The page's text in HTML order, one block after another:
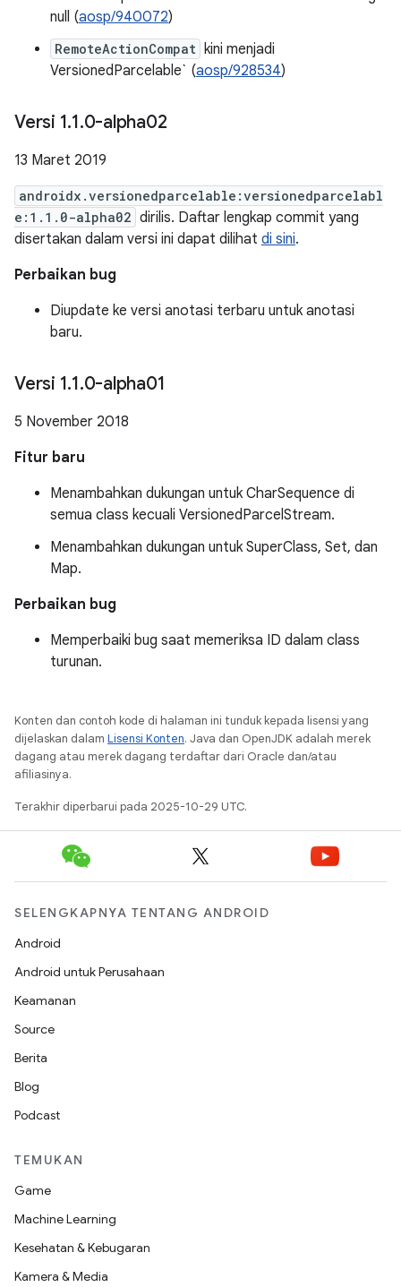
null (aosp/940072)
RemoteActionCompat kini menjadi
VersionedParcelable` (aosp/928534)
Versi 1.1.0-alpha02
13 Maret 2019
androidx.versionedparcelable:versionedparcelabl
e:1.1.0-alpha02 dirilis. Daftar lengkap commit yang
disertakan dalam versi ini dapat dilihat di sini.
Perbaikan bug
Diupdate ke versi anotasi terbaru untuk anotasi
baru.
Versi 1.1.0-alpha01
5 November 2018
Fitur baru
Menambahkan dukungan untuk CharSequence di
semua class kecuali VersionedParcelStream.
Menambahkan dukungan untuk SuperClass, Set, dan
Map.
Perbaikan bug
Memperbaiki bug saat memeriksa ID dalam class
turunan.
Konten dan contoh kode di halaman ini tunduk kepada lisensi yang
dijelaskan dalam Lisensi Konten. Java dan OpenJDK adalah merek
dagang atau merek dagang terdaftar dari Oracle dan/atau
afiliasinya.
Terakhir diperbarui pada 2025-10-29 UTC.
SELENGKAPNYA TENTANG ANDROID
Android
Android untuk Perusahaan
Keamanan
Source
Berita
Blog
Podcast
TEMUKAN
Game
Machine Learning
Kesehatan & Kebugaran
Kamera & Media